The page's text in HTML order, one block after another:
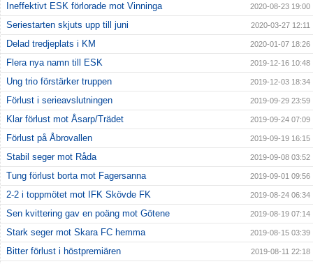
Ineffektivt ESK förlorade mot Vinninga 2020-08-23 19:00
Seriestarten skjuts upp till juni 2020-03-27 12:11
Delad tredjeplats i KM 2020-01-07 18:26
Flera nya namn till ESK 2019-12-16 10:48
Ung trio förstärker truppen 2019-12-03 18:34
Förlust i serieavslutningen 2019-09-29 23:59
Klar förlust mot Åsarp/Trädet 2019-09-24 07:09
Förlust på Åbrovallen 2019-09-19 16:15
Stabil seger mot Råda 2019-09-08 03:52
Tung förlust borta mot Fagersanna 2019-09-01 09:56
2-2 i toppmötet mot IFK Skövde FK 2019-08-24 06:34
Sen kvittering gav en poäng mot Götene 2019-08-19 07:14
Stark seger mot Skara FC hemma 2019-08-15 03:39
Bitter förlust i höstpremiären 2019-08-11 22:18